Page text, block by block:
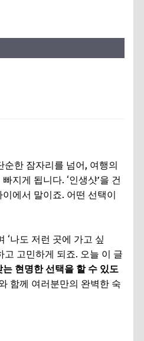
한 잠자리를 넘어, 여행의
지게 됩니다. ‘인생샷’을 건
에서 말이죠. 어떤 선택이
‘나도 저런 곳에 가고 싶
고 고민하게 되죠. 오늘 이 글
현명한 선택을 할 수 있도
함께 여러분만의 완벽한 숙